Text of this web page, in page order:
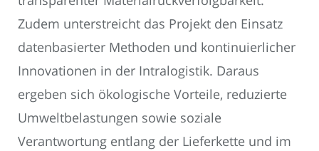
Zudem unterstreicht das Projekt den Einsatz
datenbasierter Methoden und kontinuierlicher
Innovationen in der Intralogistik. Daraus
ergeben sich ökologische Vorteile, reduzierte
Umweltbelastungen sowie soziale
Verantwortung entlang der Lieferkette und im